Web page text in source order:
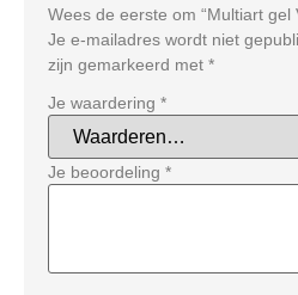
Wees de eerste om “Multiart gel
Je e-mailadres wordt niet
zijn gemarkeerd met *
Je waardering *
Je beoordeling *